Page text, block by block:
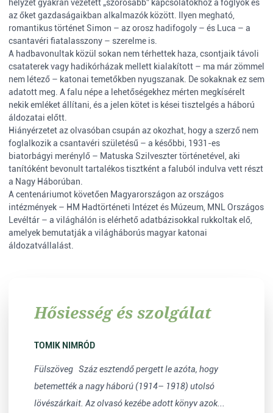
helyzet gyakran vezetett „szorosabb” kapcsolatokhoz a foglyok és
az őket gazdaságaikban alkalmazók között. Ilyen megható,
romantikus történet Simon – az orosz hadifogoly – és Luca – a
csantavéri fiatalasszony – szerelme is.
A hadbavonultak közül sokan nem térhettek haza, csontjaik távoli
csataterek vagy hadikórházak mellett kialakított – ma már zömmel
nem létező – katonai temetőkben nyugszanak. De sokaknak ez sem
adatott meg. A falu népe a lehetőségekhez mérten megkísérelt
nekik emléket állítani, és a jelen kötet is kései tisztelgés a háború
áldozatai előtt.
Hiányérzetet az olvasóban csupán az okozhat, hogy a szerző nem
foglalkozik a csantavéri születésű – a későbbi, 1931-es
biatorbágyi merénylő – Matuska Szilveszter történetével, aki
tanítóként bevonult tartalékos tisztként a faluból indulva vett részt
a Nagy Háborúban.
A centenáriumot követően Magyarországon az országos
intézmények – HM Hadtörténeti Intézet és Múzeum, MNL Országos
Levéltár – a világhálón is elérhető adatbázisokkal rukkoltak elő,
amelyek bemutatják a világháborús magyar katonai
áldozatvállalást.
Hősiesség és szolgálat
TOMIK NIMRÓD
Fülszöveg Száz esztendő pergett le azóta, hogy
betemették a nagy háború (1914– 1918) utolsó
lövészárkait. Az olvasó kezébe adott könyv azok...